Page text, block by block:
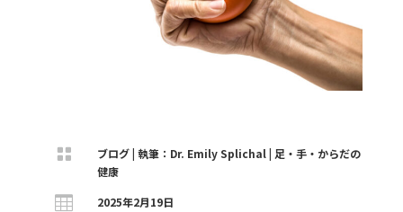
 ブログ| 執筆：Dr. Emily Splichal| 足・手・からだの
健康
 2025年2月19日